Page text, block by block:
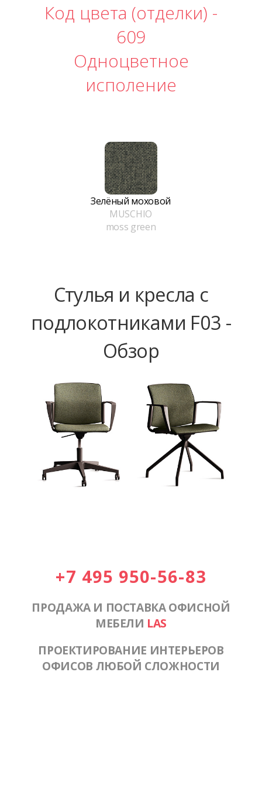
Код цвета (отделки) -
609
Одноцветное
исполение
Зелёный моховой
MUSCHIO
moss green
Стулья и кресла с
подлокотниками F03 -
Обзор
+7 495 950-56-83
ПРОДАЖА И ПОСТАВКА ОФИСНОЙ
МЕБЕЛИ LAS
ПРОЕКТИРОВАНИЕ ИНТЕРЬЕРОВ
ОФИСОВ ЛЮБОЙ СЛОЖНОСТИ